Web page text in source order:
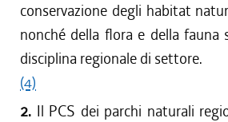
conservazione degli habitat
nonché della flora e della fauna
disciplina regionale di settore.
(4)
2. Il PCS dei parchi naturali